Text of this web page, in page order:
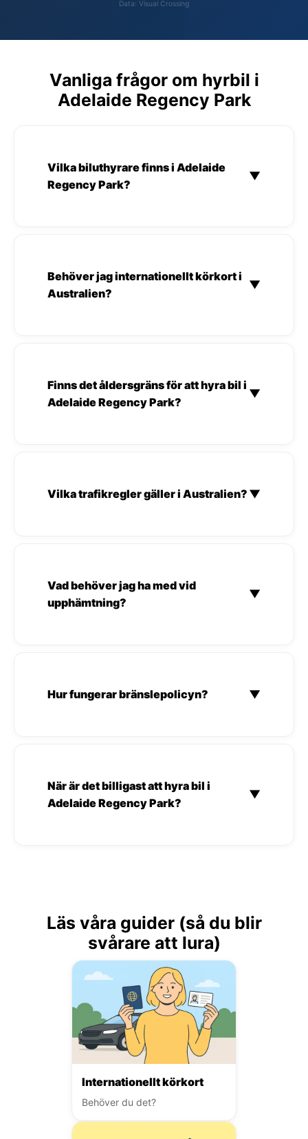
Data: Visual Crossing
Vanliga frågor om hyrbil i
Adelaide Regency Park
Vilka biluthyrare finns i Adelaide
Regency Park?
▼
Behöver jag internationellt körkort i
Australien?
▼
Finns det åldersgräns för att hyra bil i
Adelaide Regency Park?
▼
Vilka trafikregler gäller i Australien? ▼
Vad behöver jag ha med vid
upphämtning?
▼
Hur fungerar bränslepolicyn? ▼
När är det billigast att hyra bil i
Adelaide Regency Park?
▼
Läs våra guider (så du blir
svårare att lura)
Internationellt körkort
Behöver du det?